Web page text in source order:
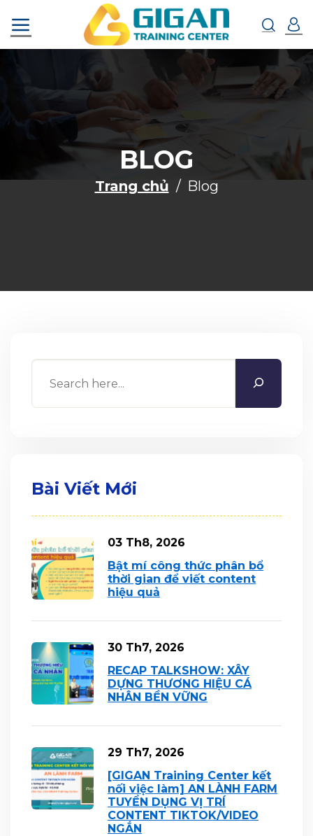
đến
BLOG
Trang chủ Blog
Search
Bài Viết Mới
03 Th8, 2026
Bật mí công thức phân bổ
thời gian để viết content
hiệu quả
30 Th7, 2026
RECAP TALKSHOW: XÂY
DỰNG THƯƠNG HIỆU CÁ
NHÂN BỀN VỮNG
29 Th7, 2026
[GIGAN Training Center kết
nối việc làm] AN LÀNH FARM
TUYỂN DỤNG VỊ TRÍ
CONTENT TIKTOK/VIDEO
NGẮN